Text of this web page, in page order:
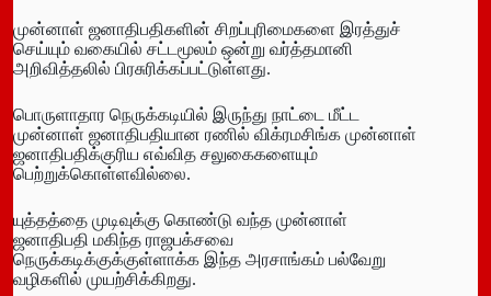
முன்னாள் ஜனாதிபதிகளின் சிறப்புரிமைகளை இரத்துச்
செய்யும் வகையில் சட்டமூலம் ஒன்று வர்த்தமானி
அறிவித்தலில் பிரசுரிக்கப்பட்டுள்ளது.
பொருளாதார நெருக்கடியில் இருந்து நாட்டை மீட்ட
முன்னாள் ஜனாதிபதியான ரணில் விக்ரமசிங்க முன்னாள்
ஜனாதிபதிக்குரிய எவ்வித சலுகைகளையும்
பெற்றுக்கொள்ளவில்லை.
யுத்தத்தை முடிவுக்கு கொண்டு வந்த முன்னாள்
ஜனாதிபதி மகிந்த ராஜபக்சவை
நெருக்கடிக்குக்குள்ளாக்க இந்த அரசாங்கம் பல்வேறு
வழிகளில் முயற்சிக்கிறது.